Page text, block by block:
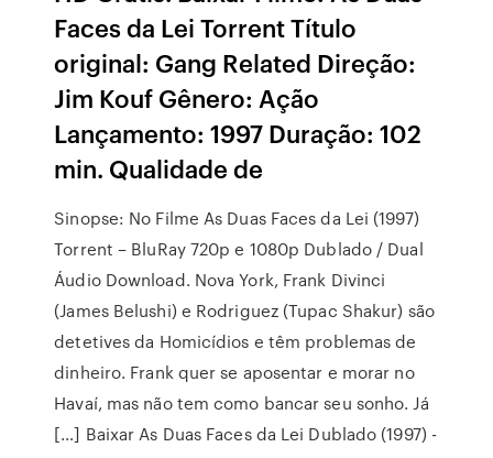
Faces da Lei Torrent Título
original: Gang Related Direção:
Jim Kouf Gênero: Ação
Lançamento: 1997 Duração: 102
min. Qualidade de
Sinopse: No Filme As Duas Faces da Lei (1997)
Torrent – BluRay 720p e 1080p Dublado / Dual
Áudio Download. Nova York, Frank Divinci
(James Belushi) e Rodriguez (Tupac Shakur) são
detetives da Homicídios e têm problemas de
dinheiro. Frank quer se aposentar e morar no
Havaí, mas não tem como bancar seu sonho. Já
[…] Baixar As Duas Faces da Lei Dublado (1997) -